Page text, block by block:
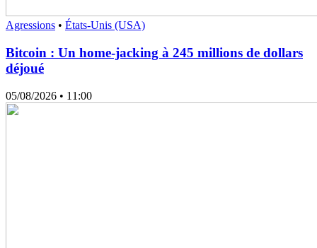
Agressions • États-Unis (USA)
Bitcoin : Un home-jacking à 245 millions de dollars
déjoué
05/08/2026 • 11:00